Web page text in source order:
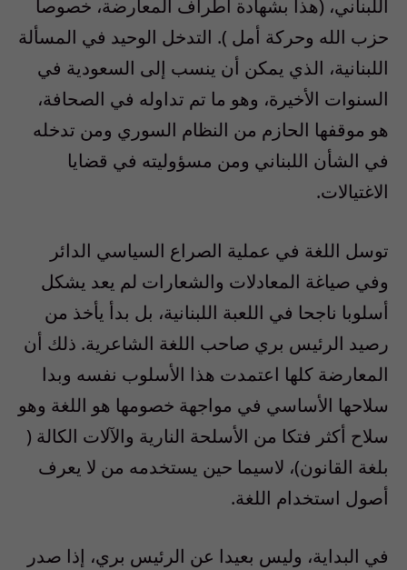
اللبناني، (هذا بشهادة أطراف المعارضة، خصوصا
حزب الله وحركة أمل ). التدخل الوحيد في المسألة
اللبنانية، الذي يمكن أن ينسب إلى السعودية في
السنوات الأخيرة، وهو ما تم تداوله في الصحافة،
هو موقفها الحازم من النظام السوري ومن تدخله
في الشأن اللبناني ومن مسؤوليته في قضايا
الاغتيالات.
توسل اللغة في عملية الصراع السياسي الدائر
وفي صياغة المعادلات والشعارات لم يعد يشكل
أسلوبا ناجحا في اللعبة اللبنانية، بل بدأ يأخذ من
رصيد الرئيس بري صاحب اللغة الشاعرية. ذلك أن
المعارضة كلها اعتمدت هذا الأسلوب نفسه وبدا
سلاحها الأساسي في مواجهة خصومها هو اللغة وهو
سلاح أكثر فتكا من الأسلحة النارية والآلات الكالة (
بلغة القانون)، لاسيما حين يستخدمه من لا يعرف
أصول استخدام اللغة.
في البداية، وليس بعيدا عن الرئيس بري، إذا صدر